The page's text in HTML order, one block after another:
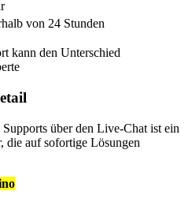
von 24 Stunden
kann den Unterschied
über den Live-Chat ist ein
die auf sofortige Lösungen